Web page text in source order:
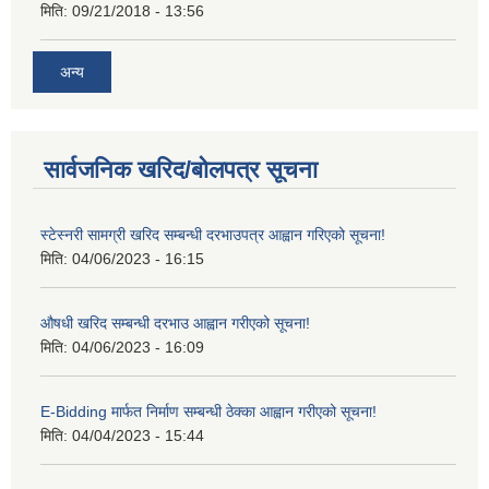
मिति: 09/21/2018 - 13:56
अन्य
सार्वजनिक खरिद/बोलपत्र सूचना
स्टेस्नरी सामग्री खरिद सम्बन्धी दरभाउपत्र आह्वान गरिएको सूचना!
मिति: 04/06/2023 - 16:15
औषधी खरिद सम्बन्धी दरभाउ आह्वान गरीएको सूचना!
मिति: 04/06/2023 - 16:09
E-Bidding मार्फत निर्माण सम्बन्धी ठेक्का आह्वान गरीएको सूचना!
मिति: 04/04/2023 - 15:44